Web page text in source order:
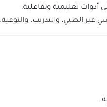
أدوات تعليمية وتفاعلية.
الطبي، والتدريب، والتوعية.